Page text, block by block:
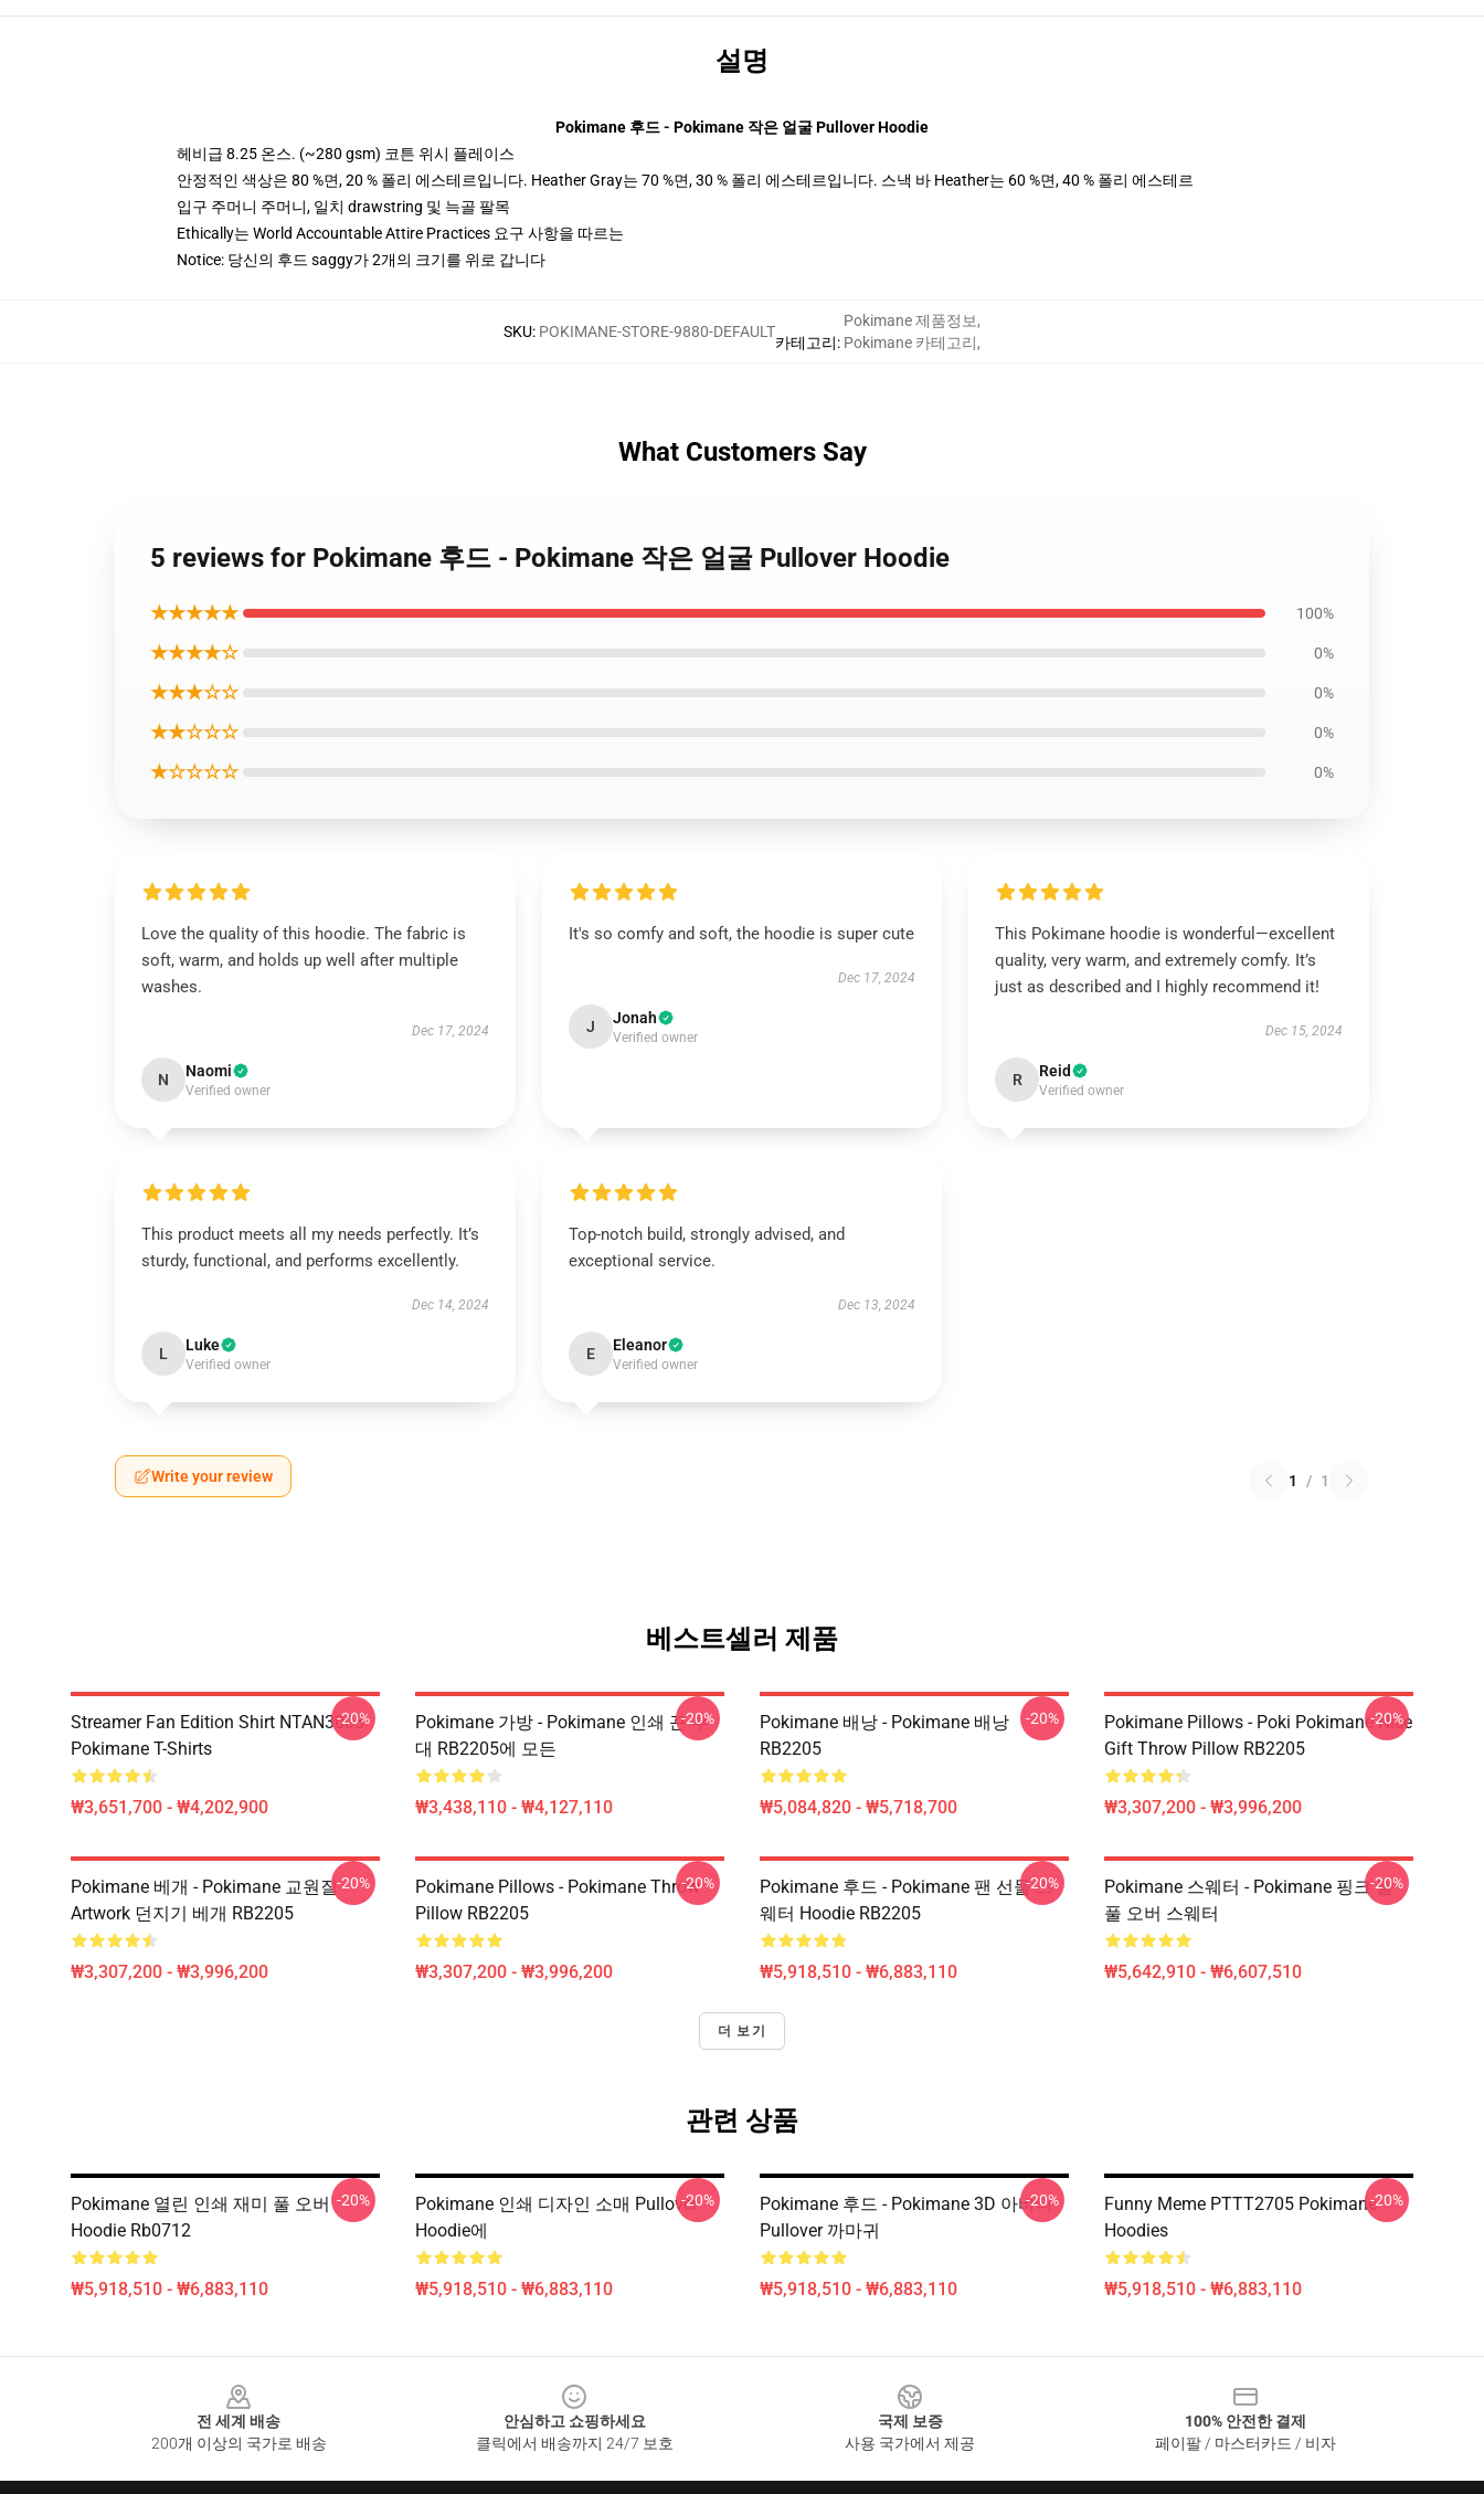
설명
Pokimane 후드 - Pokimane 작은 얼굴 Pullover Hoodie
헤비급 8.25 온스. (~280 gsm) 코튼 위시 플레이스
안정적인 색상은 80 %면, 20 % 폴리 에스테르입니다. Heather Gray는 70 %면, 30 % 폴리 에스테르입니다. 스낵 바 Heather는 60 %면, 40 % 폴리 에스테르
입구 주머니 주머니, 일치 drawstring 및 늑골 팔목
Ethically는 World Accountable Attire Practices 요구 사항을 따르는
Notice: 당신의 후드 saggy가 2개의 크기를 위로 갑니다
SKU: POKIMANE-STORE-9880-DEFAULT
카테고리:
Pokimane 제품정보,
Pokimane 카테고리,
What Customers Say
5 reviews for Pokimane 후드 - Pokimane 작은 얼굴 Pullover Hoodie
★★★★★ 100%
★★★★☆ 0%
★★★☆☆ 0%
★★☆☆☆ 0%
★☆☆☆☆ 0%
Love the quality of this hoodie. The fabric is
soft, warm, and holds up well after multiple
washes.
Dec 17, 2024
N Naomi
Verified owner
It's so comfy and soft, the hoodie is super cute
Dec 17, 2024
J Jonah
Verified owner
This Pokimane hoodie is wonderful—excellent
quality, very warm, and extremely comfy. It’s
just as described and I highly recommend it!
Dec 15, 2024
R Reid
Verified owner
This product meets all my needs perfectly. It’s
sturdy, functional, and performs excellently.
Dec 14, 2024
L Luke
Verified owner
Top-notch build, strongly advised, and
exceptional service.
Dec 13, 2024
E Eleanor
Verified owner
Write your review 1 / 1
베스트셀러 제품
Streamer Fan Edition Shirt NTAN3003
Pokimane T-Shirts
₩3,651,700 - ₩4,202,900
-20%
Pokimane 가방 - Pokimane 인쇄 끈 부
대 RB2205에 모든
₩3,438,110 - ₩4,127,110
-20%
Pokimane 배낭 - Pokimane 배낭
RB2205
₩5,084,820 - ₩5,718,700
-20%
Pokimane Pillows - Poki Pokimane Nice
Gift Throw Pillow RB2205
₩3,307,200 - ₩3,996,200
-20%
Pokimane 베개 - Pokimane 교원질
Artwork 던지기 베개 RB2205
₩3,307,200 - ₩3,996,200
-20%
Pokimane Pillows - Pokimane Throw
Pillow RB2205
₩3,307,200 - ₩3,996,200
-20%
Pokimane 후드 - Pokimane 팬 선물 스
웨터 Hoodie RB2205
₩5,918,510 - ₩6,883,110
-20%
Pokimane 스웨터 - Pokimane 핑크 볼
풀 오버 스웨터
₩5,642,910 - ₩6,607,510
-20%
더 보기
관련 상품
Pokimane 열린 인쇄 재미 풀 오버
Hoodie Rb0712
₩5,918,510 - ₩6,883,110
-20%
Pokimane 인쇄 디자인 소매 Pullover
Hoodie에
₩5,918,510 - ₩6,883,110
-20%
Pokimane 후드 - Pokimane 3D 아바타
Pullover 까마귀
₩5,918,510 - ₩6,883,110
-20%
Funny Meme PTTT2705 Pokimane
Hoodies
₩5,918,510 - ₩6,883,110
-20%
전 세계 배송
200개 이상의 국가로 배송
안심하고 쇼핑하세요
클릭에서 배송까지 24/7 보호
국제 보증
사용 국가에서 제공
100% 안전한 결제
페이팔 / 마스터카드 / 비자